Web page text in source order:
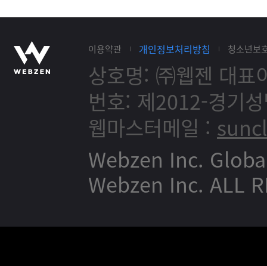
이용약관 개인정보처리방침 청소년보
상호명: ㈜웹젠 대표
번호: 제2012-경기
웹마스터메일 :
Webzen Inc.
Webzen Inc. ALL